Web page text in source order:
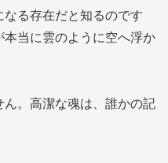
る存在だと知るのです
当に雲のように空へ浮か
。高潔な魂は、誰かの記